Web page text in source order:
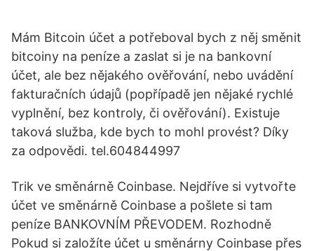
Mám Bitcoin účet a potřeboval bych z něj směnit
bitcoiny na peníze a zaslat si je na bankovní
účet, ale bez nějakého ověřování, nebo uvádění
fakturačních údajů (popřípadě jen nějaké rychlé
vyplnění, bez kontroly, či ověřování). Existuje
taková služba, kde bych to mohl provést? Díky
za odpovědi. tel.604844997
Trik ve směnárně Coinbase. Nejdříve si vytvořte
účet ve směnárně Coinbase a pošlete si tam
peníze BANKOVNÍM PŘEVODEM. Rozhodně
Pokud si založíte účet u směnárny Coinbase přes